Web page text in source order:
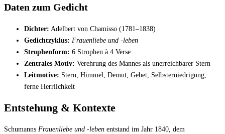
Daten zum Gedicht
Dichter: Adelbert von Chamisso (1781–1838)
Gedichtzyklus: Frauenliebe und -leben
Strophenform: 6 Strophen à 4 Verse
Zentrales Motiv: Verehrung des Mannes als unerreichbarer Stern
Leitmotive: Stern, Himmel, Demut, Gebet, Selbsterniedrigung,
ferne Herrlichkeit
Entstehung & Kontexte
Schumanns Frauenliebe und -leben entstand im Jahr 1840, dem